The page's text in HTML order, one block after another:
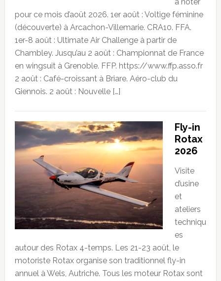
à noter
pour ce mois d’août 2026. 1er août : Voltige féminine
(découverte) à Arcachon-Villemarie. CRA10. FFA.
1er-8 août : Ultimate Air Challenge à partir de
Chambley. Jusqu’au 2 août : Championnat de France
en wingsuit à Grenoble. FFP. https://www.ffp.asso.fr
2 août : Café-croissant à Briare. Aéro-club du
Giennois. 2 août : Nouvelle […]
Fly-in
Rotax
2026
Visite
d’usine
et
ateliers
techniqu
es
autour des Rotax 4-temps. Les 21-23 août, le
motoriste Rotax organise son traditionnel fly-in
annuel à Wels, Autriche. Tous les moteur Rotax sont